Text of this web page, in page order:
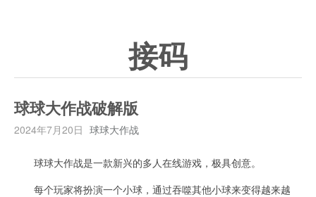
接码
球球大作战破解版
2024年7月20日 球球大作战
球球大作战是一款新兴的多人在线游戏，极具创意。
每个玩家将扮演一个小球，通过吞噬其他小球来变得越来越